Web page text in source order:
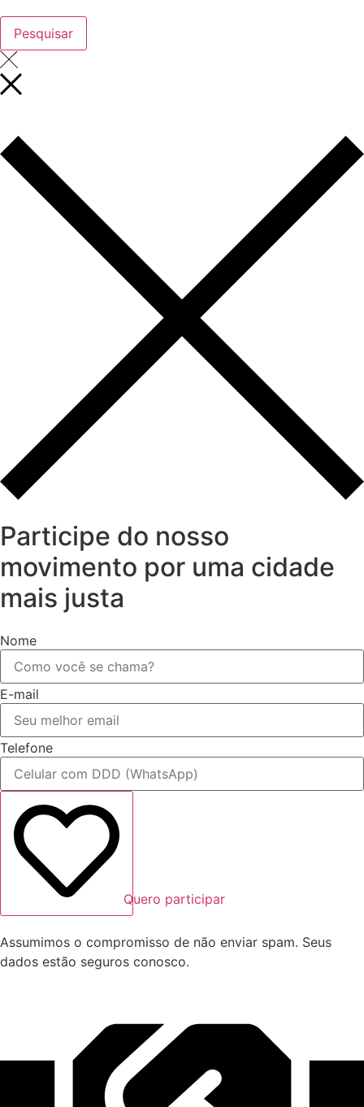
Pesquisar
Participe do nosso
movimento por uma cidade
mais justa
Nome
E-mail
Telefone
Quero participar
Assumimos o compromisso de não enviar spam. Seus
dados estão seguros conosco.